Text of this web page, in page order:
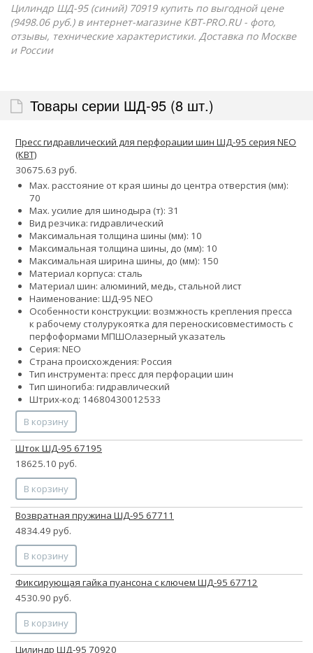
Цилиндр ШД-95 (синий) 70919 купить по выгодной цене
(9498.06 руб.) в интернет-магазине КВТ-PRO.RU - фото,
отзывы, технические характеристики. Доставка по Москве
и России
Товары серии ШД-95 (8 шт.)
Пресс гидравлический для перфорации шин ШД-95 серия NEO
(КВТ)
30675.63 руб.
Max. расстояние от края шины до центра отверстия (мм):
70
Max. усилие для шинодыра (т): 31
Вид резчика: гидравлический
Максимальная толщина шины (мм): 10
Максимальная толщина шины, до (мм): 10
Максимальная ширина шины, до (мм): 150
Материал корпуса: сталь
Материал шин: алюминий, медь, стальной лист
Наименование: ШД-95 NEO
Особенности конструкции: возмжность крепления пресса
к рабочему столурукоятка для переноскисовместимость с
перфоформами МПШОлазерный указатель
Серия: NEO
Страна происхождения: Россия
Тип инструмента: пресс для перфорации шин
Тип шиногиба: гидравлический
Штрих-код: 14680430012533
В корзину
Шток ШД-95 67195
18625.10 руб.
В корзину
Возвратная пружина ШД-95 67711
4834.49 руб.
В корзину
Фиксирующая гайка пуансона с ключем ШД-95 67712
4530.90 руб.
В корзину
Цилиндр ШД-95 70920